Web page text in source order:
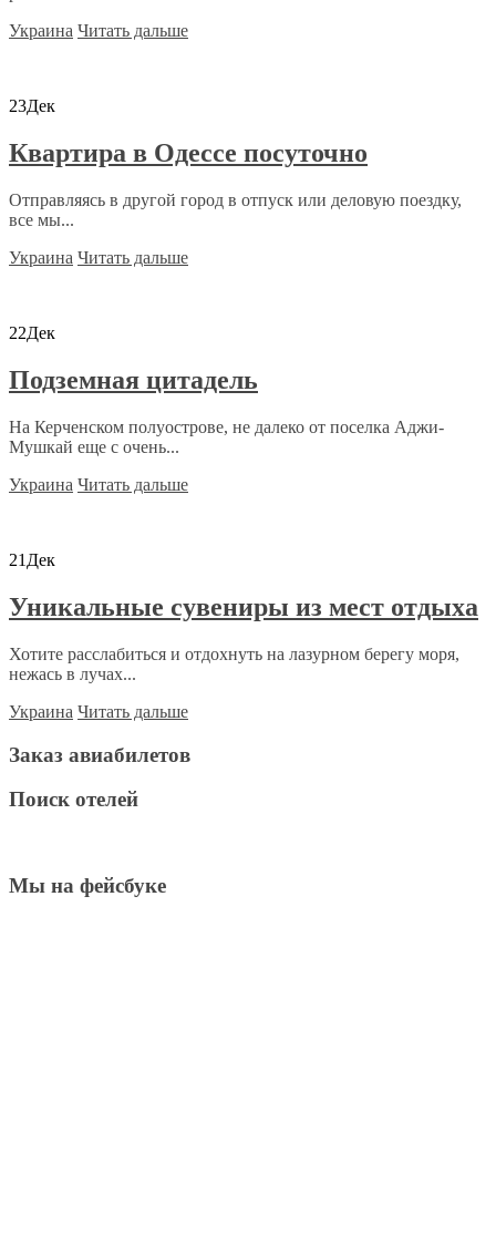
Украина Читать дальше
23Дек
Квартира в Одессе посуточно
Отправляясь в другой город в отпуск или деловую поездку,
все мы...
Украина Читать дальше
22Дек
Подземная цитадель
На Керченском полуострове, не далеко от поселка Аджи-
Мушкай еще с очень...
Украина Читать дальше
21 Дек
Уникальные сувениры из мест отдыха
Хотите расслабиться и отдохнуть на лазурном берегу моря,
нежась в лучах...
Украина Читать дальше
Заказ авиабилетов
Поиск отелей
Мы на фейсбуке